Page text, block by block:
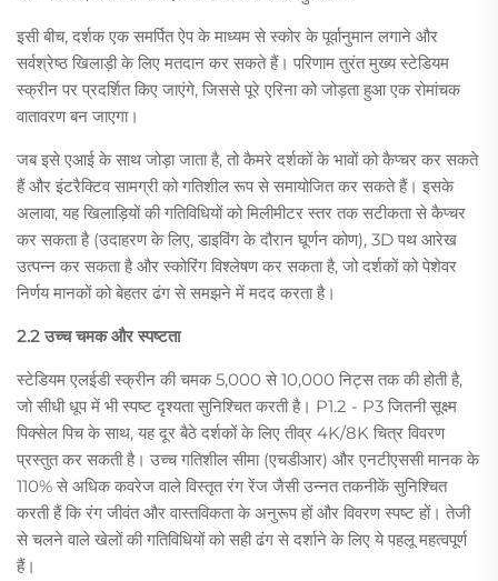
इसी बीच, दर्शक एक समर्पित ऐप के माध्यम से स्कोर के पूर्वानुमान लगाने और
सर्वश्रेष्ठ खिलाड़ी के लिए मतदान कर सकते हैं। परिणाम तुरंत मुख्य स्टेडियम
स्क्रीन पर प्रदर्शित किए जाएंगे, जिससे पूरे एरिना को जोड़ता हुआ एक रोमांचक
वातावरण बन जाएगा।
जब इसे एआई के साथ जोड़ा जाता है, तो कैमरे दर्शकों के भावों को कैप्चर कर सकते
हैं और इंटरैक्टिव सामग्री को गतिशील रूप से समायोजित कर सकते हैं। इसके
अलावा, यह खिलाड़ियों की गतिविधियों को मिलीमीटर स्तर तक सटीकता से कैप्चर
कर सकता है (उदाहरण के लिए, डाइविंग के दौरान घूर्णन कोण), 3D पथ आरेख
उत्पन्न कर सकता है और स्कोरिंग विश्लेषण कर सकता है, जो दर्शकों को पेशेवर
निर्णय मानकों को बेहतर ढंग से समझने में मदद करता है।
2.2 उच्च चमक और स्पष्टता
स्टेडियम एलईडी स्क्रीन की चमक 5,000 से 10,000 निट्स तक की होती है,
जो सीधी धूप में भी स्पष्ट दृश्यता सुनिश्चित करती है। P1.2 - P3 जितनी सूक्ष्म
पिक्सेल पिच के साथ, यह दूर बैठे दर्शकों के लिए तीव्र 4K/8K चित्र विवरण
प्रस्तुत कर सकती है। उच्च गतिशील सीमा (एचडीआर) और एनटीएससी मानक के
110% से अधिक कवरेज वाले विस्तृत रंग रेंज जैसी उन्नत तकनीकें सुनिश्चित
करती हैं कि रंग जीवंत और वास्तविकता के अनुरूप हों और विवरण स्पष्ट हों। तेजी
से चलने वाले खेलों की गतिविधियों को सही ढंग से दर्शाने के लिए ये पहलू महत्वपूर्ण
हैं।